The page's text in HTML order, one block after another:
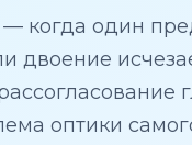
когда один
двоение
оптики